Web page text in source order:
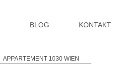
BLOG KONTAKT
APPARTEMENT 1030 WIEN